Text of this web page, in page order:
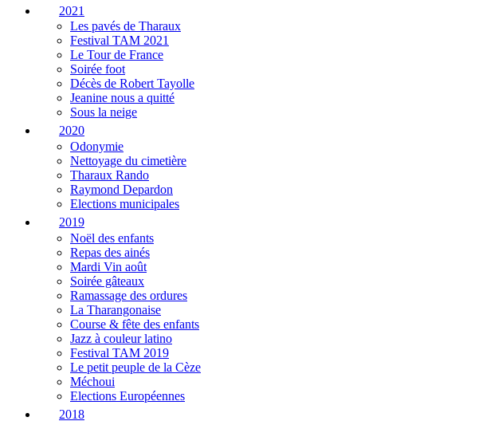
2021
Les pavés de Tharaux
Festival TAM 2021
Le Tour de France
Soirée foot
Décès de Robert Tayolle
Jeanine nous a quitté
Sous la neige
2020
Odonymie
Nettoyage du cimetière
Tharaux Rando
Raymond Depardon
Elections municipales
2019
Noël des enfants
Repas des ainés
Mardi Vin août
Soirée gâteaux
Ramassage des ordures
La Tharangonaise
Course & fête des enfants
Jazz à couleur latino
Festival TAM 2019
Le petit peuple de la Cèze
Méchoui
Elections Européennes
2018